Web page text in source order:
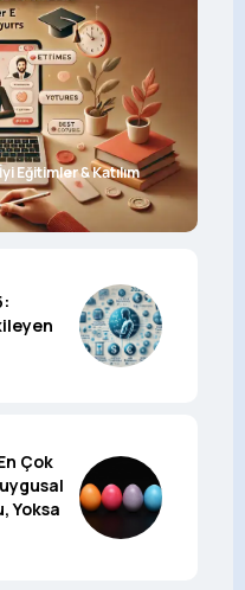
Eğitimler & Katılım
Çok
Yoksa